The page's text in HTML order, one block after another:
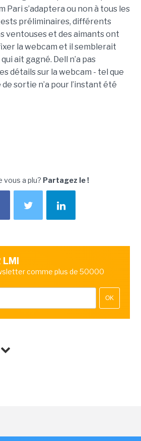
Pari s’adaptera ou non à tous les
préliminaires, différents
ventouses et des aimants ont
la webcam et il semblerait
ait gagné. Dell n’a pas
détails sur la webcam - tel que
sortie n’a pour l’instant été
vous a plu? Partagez le !
comme plus de 50000
OK